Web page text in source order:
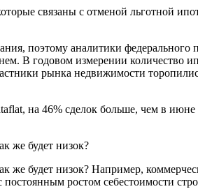
связаны с отменой льготной
поэтому аналитики
В годовом измерении количество
рынка недвижимости
на 46% сделок больше, чем в
же будет низок?
же будет низок? Например,
ростом себестоимости